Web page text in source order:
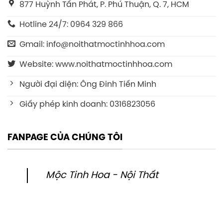
877 Huỳnh Tấn Phát, P. Phú Thuận, Q. 7, HCM
Hotline 24/7: 0964 329 866
Gmail: info@noithatmoctinhhoa.com
Website: www.noithatmoctinhhoa.com
Người đại diện: Ông Đinh Tiến Minh
Giấy phép kinh doanh: 0316823056
FANPAGE CỦA CHÚNG TÔI
Mộc Tinh Hoa - Nội Thất